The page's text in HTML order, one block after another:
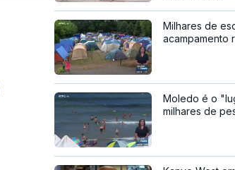
Milhares de
acampamento
Moledo é o
milhares de